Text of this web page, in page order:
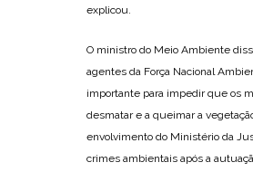
explicou.
O ministro do Meio Ambiente
agentes da Força Nacional
importante para impedir que os
desmatar e a queimar a
envolvimento do Ministério da
crimes ambientais após a